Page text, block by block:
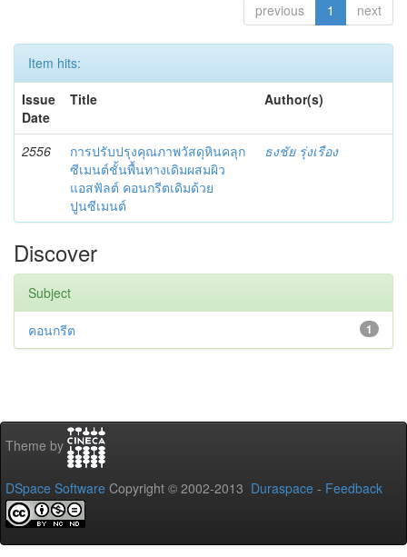
previous 1 next
Item hits:
Issue
Date
Title Author(s)
2556
การปรับปรุงคุณภาพวัสดุหินคลุก
ซีเมนต์ชั้นพื้นทางเดิมผสมผิว
แอสฟัลต์ คอนกรีตเดิมด้วย
ปูนซีเมนต์
ธงชัย รุ่งเรือง
Discover
Subject
1
คอนกรีต
Theme by
DSpace Software Copyright © 2002-2013 Duraspace - Feedback